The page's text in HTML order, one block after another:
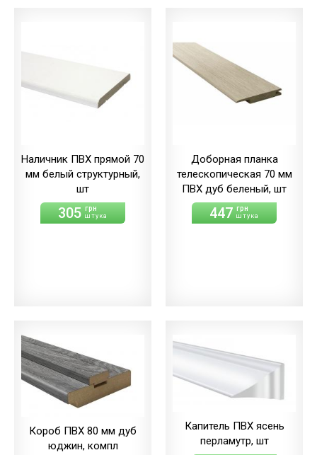
Наличник ПВХ прямой 70
мм белый структурный,
шт
305 грн
штука
Доборная планка
телескопическая 70 мм
ПВХ дуб беленый, шт
447 грн
штука
Короб ПВХ 80 мм дуб
юджин, компл
Капитель ПВХ ясень
перламутр, шт